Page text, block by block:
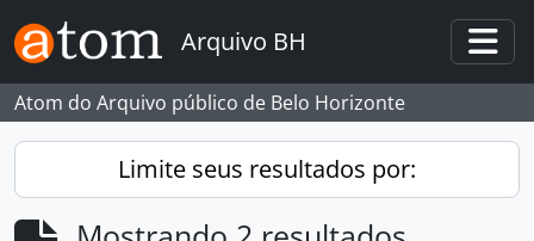
Skip to main content
Arquivo BH
Atom do Arquivo público de Belo Horizonte
Limite seus resultados por: